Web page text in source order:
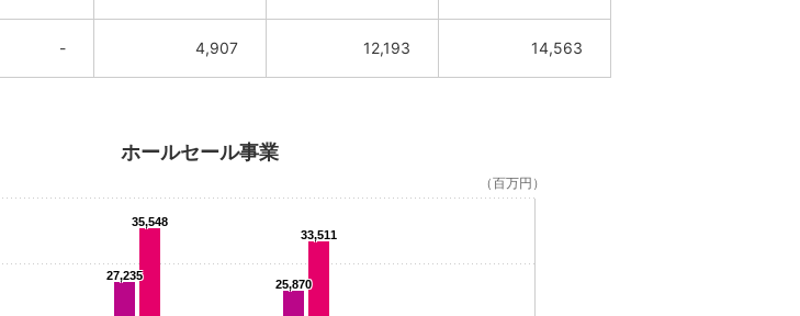
- 4,907 12,193 14,563
（百万円）
ホールセール事業
27,235
25,870
35,548
33,511